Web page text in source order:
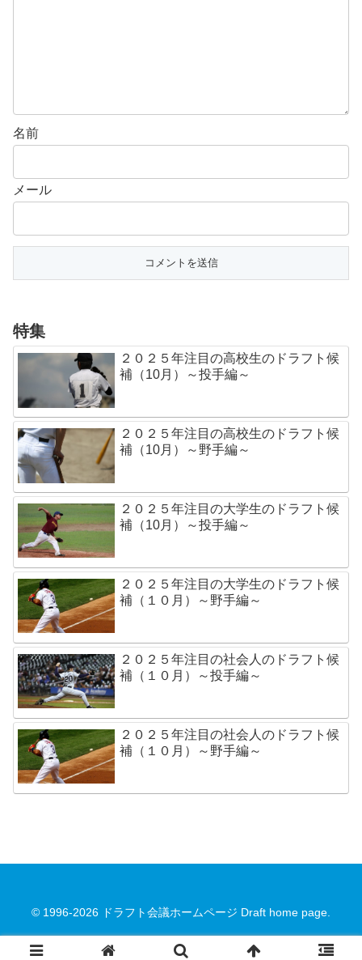
名前
メール
特集
２０２５年注目の高校生のドラフト候
補（10月）～投手編～
２０２５年注目の高校生のドラフト候
補（10月）～野手編～
２０２５年注目の大学生のドラフト候
補（10月）～投手編～
２０２５年注目の大学生のドラフト候
補（１０月）～野手編～
２０２５年注目の社会人のドラフト候
補（１０月）～投手編～
２０２５年注目の社会人のドラフト候
補（１０月）～野手編～
© 1996-2026 ドラフト会議ホームページ Draft home page.